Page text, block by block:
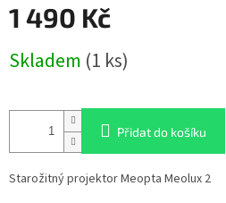
1 490 Kč
cena:
Skladem (1 ks)
Přidat do košíku
Starožitný projektor Meopta Meolux 2